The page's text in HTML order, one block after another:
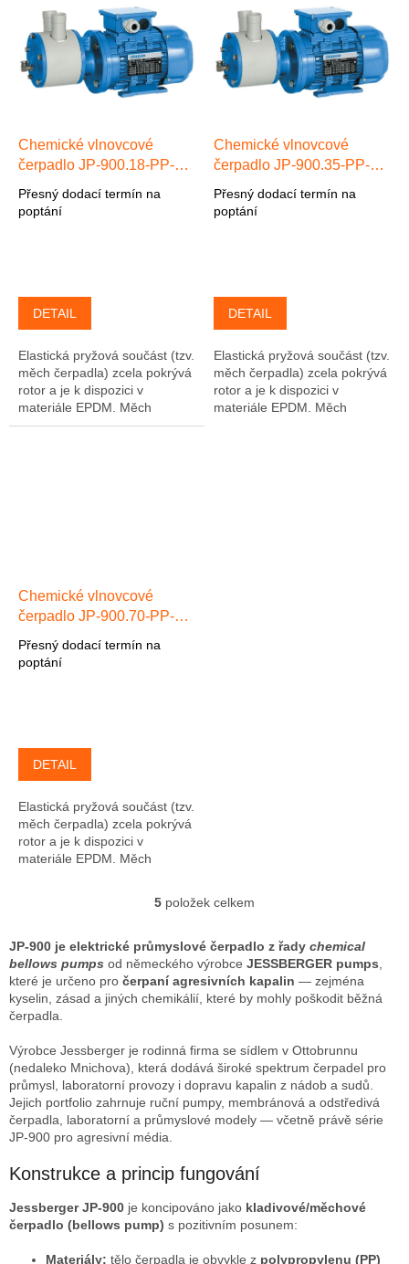
důsledku...
důsledku...
Chemické vlnovcové
čerpadlo JP-900.18-PP-
24 m, 3-f 0,25kW
Přesný dodací termín na
poptání
DETAIL
Elastická pryžová součást (tzv.
měch čerpadla) zcela pokrývá
rotor a je k dispozici v
materiále EPDM. Měch
čerpadla je současně pevně
Chemické vlnovcové
čerpadlo JP-900.35-PP-
24 m, 3-f 0,37kW
Přesný dodací termín na
poptání
DETAIL
Elastická pryžová součást (tzv.
měch čerpadla) zcela pokrývá
rotor a je k dispozici v
materiále EPDM. Měch
Chemické vlnovcové
čerpadlo JP-900.70-PP-
24 m, 3-f 0,55 kW
Přesný dodací termín na
poptání
DETAIL
Elastická pryžová součást (tzv.
měch čerpadla) zcela pokrývá
rotor a je k dispozici v
materiále EPDM. Měch
O
l
á
d
a
p
r
v
k
y
p
i
s
u
5 položek celkem
JP-900 je elektrické průmyslové čerpadlo z řady chemical
bellows pumps od německého výrobce JESSBERGER pumps
které je určeno pro čerpaní agresivních kapalin — zejména
kyselin, zásad a jiných chemikálií, které by mohly poškodit běžná
čerpadla.
Výrobce Jessberger je rodinná firma se sídlem v Ottobrunnu
(nedaleko Mnichova), která dodává široké spektrum čerpadel pro
průmysl, laboratorní provozy i dopravu kapalin z nádob a sudů.
Jejich portfolio zahrnuje ruční pumpy, membránová a odstředivá
čerpadla, laboratorní a průmyslové modely — včetně právě série
JP-900 pro agresivní média.
Konstrukce a princip fungování
Jessberger JP-900 je koncipováno jako kladivové/měchové
čerpadlo (bellows pump) s pozitivním posunem:
Materiály: tělo čerpadla je obvykle z polypropylenu (PP)